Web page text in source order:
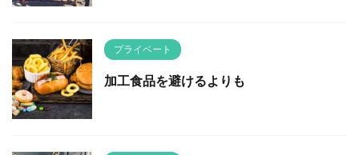
プライベート
加工食品を避けるよりも